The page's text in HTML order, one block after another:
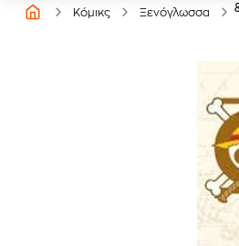
Κόμικς Ξενόγλωσσα